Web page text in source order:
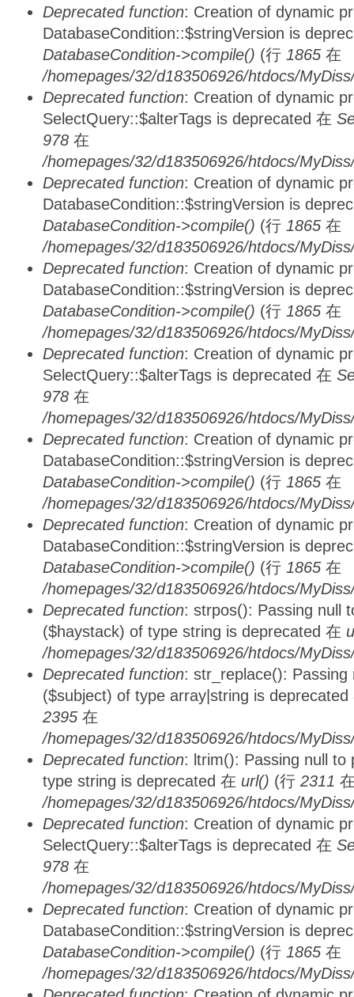
Deprecated function: Creation of dynamic
DatabaseCondition::$stringVersion is
DatabaseCondition->compile() (行 1865 在
/homepages/32/d183506926/htdocs/
Deprecated function: Creation of dynamic
SelectQuery::$alterTags is deprecated 在
978 在
/homepages/32/d183506926/htdocs/
Deprecated function: Creation of dynamic
DatabaseCondition::$stringVersion is
DatabaseCondition->compile() (行 1865 在
/homepages/32/d183506926/htdocs/
Deprecated function: Creation of dynamic
DatabaseCondition::$stringVersion is
DatabaseCondition->compile() (行 1865 在
/homepages/32/d183506926/htdocs/
Deprecated function: Creation of dynamic
SelectQuery::$alterTags is deprecated 在
978 在
/homepages/32/d183506926/htdocs/
Deprecated function: Creation of dynamic
DatabaseCondition::$stringVersion is
DatabaseCondition->compile() (行 1865 在
/homepages/32/d183506926/htdocs/
Deprecated function: Creation of dynamic
DatabaseCondition::$stringVersion is
DatabaseCondition->compile() (行 1865 在
/homepages/32/d183506926/htdocs/
Deprecated function: strpos(): Passing null
($haystack) of type string is deprecated 在
/homepages/32/d183506926/htdocs/
Deprecated function: str_replace():
($subject) of type array|string is
2395 在
/homepages/32/d183506926/htdocs/
Deprecated function: ltrim(): Passing null to
type string is deprecated 在 url() (行 2311
/homepages/32/d183506926/htdocs/
Deprecated function: Creation of dynamic
SelectQuery::$alterTags is deprecated 在
978 在
/homepages/32/d183506926/htdocs/
Deprecated function: Creation of dynamic
DatabaseCondition::$stringVersion is
DatabaseCondition->compile() (行 1865 在
/homepages/32/d183506926/htdocs/